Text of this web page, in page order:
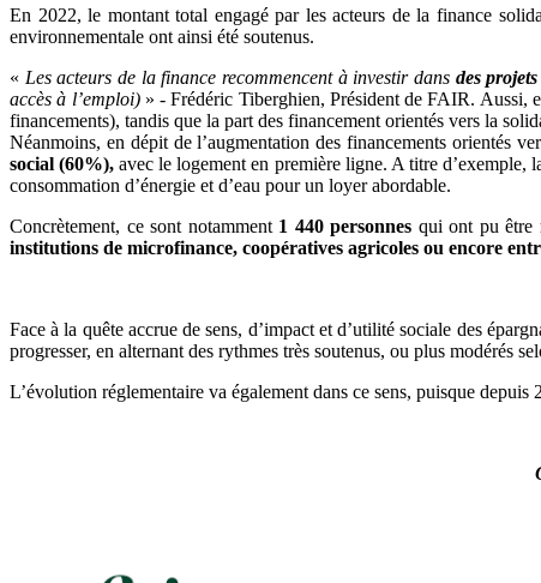
En 2022, le montant total engagé par les acteurs de la finance
environnementale ont ainsi été soutenus.
« Les acteurs de la finance recommencent à investir dans des
accès à l’emploi)» - Frédéric Tiberghien, Président de FAIR. Aussi,
financements), tandis que la part des financement orientés vers la
Néanmoins, en dépit de l’augmentation des financements orientés
social (60%),avec le logement en première ligne. A titre d’exemple,
consommation d’énergie et d’eau pour un loyer abordable.
Concrètement, ce sont notamment 1 440 personnes qui ont pu être
institutions de microfinance, coopératives agricoles ou encore
Face à la quête accrue de sens, d’impact et d’utilité sociale des
progresser, en alternant des rythmes très soutenus, ou plus modérés
L’évolution réglementaire va également dans ce sens, puisque